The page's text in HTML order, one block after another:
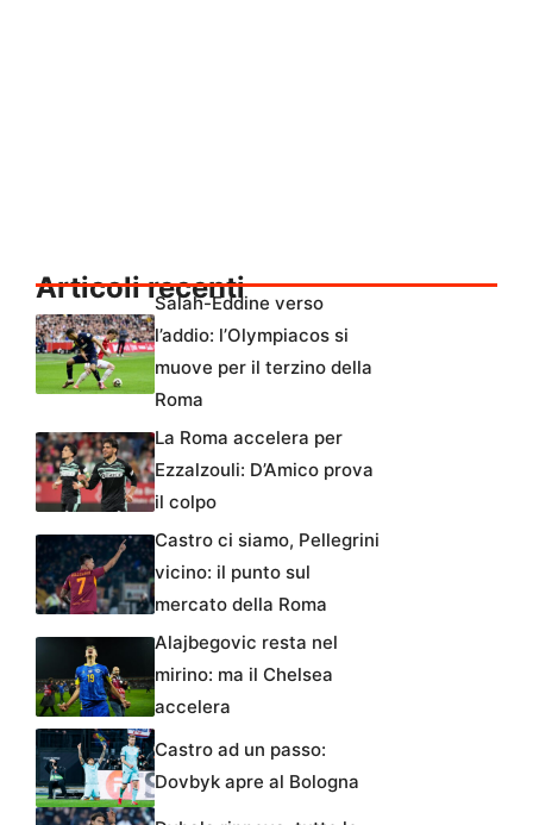
Articoli recenti
Salah-Eddine verso
l’addio: l’Olympiacos si
muove per il terzino della
Roma
La Roma accelera per
Ezzalzouli: D’Amico prova
il colpo
Castro ci siamo, Pellegrini
vicino: il punto sul
mercato della Roma
Alajbegovic resta nel
mirino: ma il Chelsea
accelera
Castro ad un passo:
Dovbyk apre al Bologna